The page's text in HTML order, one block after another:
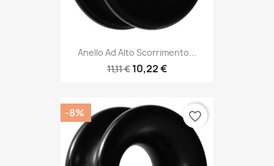
Anello Ad Alto Scorrimento...
11,11 € 10,22 €
-8% favorite_border